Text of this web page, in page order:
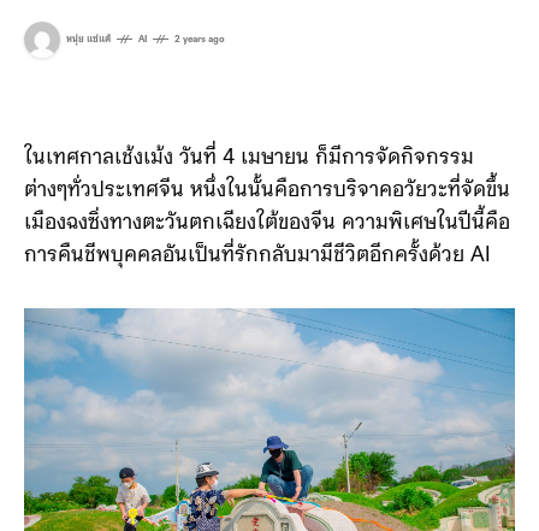
หนุ่ย แซ่แต้ AI 2 years ago
ในเทศกาลเช้งเม้ง วันที่ 4 เมษายน ก็มีการจัดกิจกรรม
ต่างๆทั่วประเทศจีน หนึ่งในนั้นคือการบริจาคอวัยวะที่จัดขึ้น
เมืองฉงซิ่งทางตะวันตกเฉียงใต้ของจีน ความพิเศษในปีนี้คือ
การคืนชีพบุคคลอันเป็นที่รักกลับมามีชีวิตอีกครั้งด้วย AI